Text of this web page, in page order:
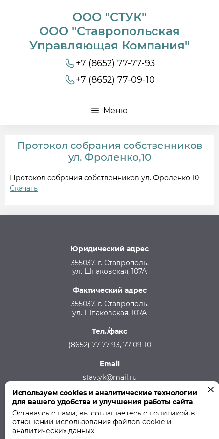
ООО "СТУК"
ООО "Ставропольская
Управляющая Компания"
+7 (8652) 77-77-93
+7 (8652) 77-09-10
Меню
Протокол собрания собственников
ул. Фроленко,10
Протокол собрания собственников ул. Фроленко 10 —
Скачать
Юридический адрес
355037, г. Ставрополь,
ул. Шпаковская, 107А
Фактический адрес
355037, г. Ставрополь,
ул. Шпаковская, 107А
Тел./факс
(8652) 77-77-93, 77-09-10
Email
stav.yk@mail.ru
Телефон аварийной службы
215-957, 8-928-301-92-08 (круглосуточно)
Используем cookies и аналитические технологии
для вашего удобства и улучшения работы сайта
Оставаясь с нами, вы соглашаетесь с политикой в
отношении использования файлов cookie и
аналитических данных